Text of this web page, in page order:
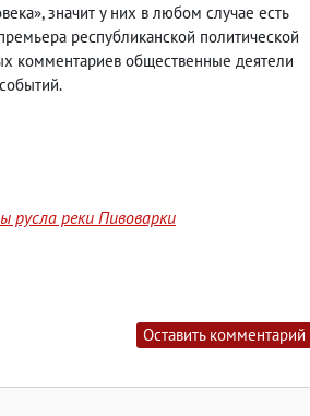
значит у них в любом случае есть
республиканской политической
комментариев общественные деятели
русла реки Пивоварки
Оставить комментарий